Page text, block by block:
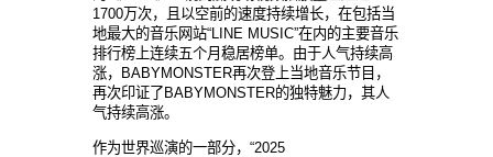
1700万次，且以空前的速度持续增长，在包括当
地最大的音乐网站“LINE MUSIC”在内的主要音乐
排行榜上连续五个月稳居榜单。由于人气持续高
涨，BABYMONSTER再次登上当地音乐节目，
再次印证了BABYMONSTER的独特魅力，其人
气持续高涨。
作为世界巡演的一部分，“2025